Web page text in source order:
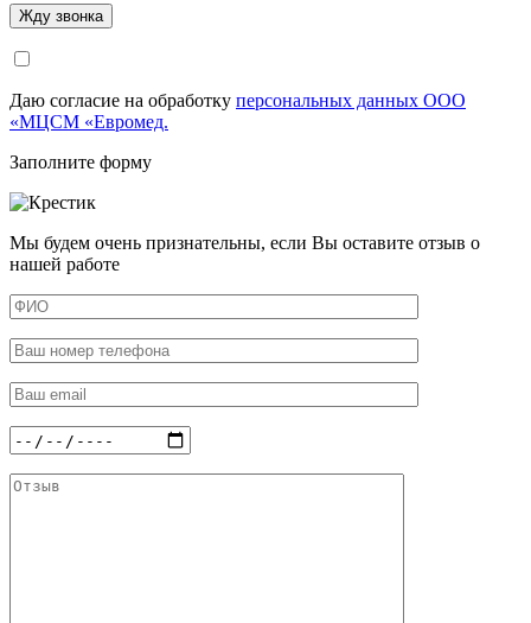
Даю согласие на обработку персональных данных ООО
«МЦСМ «Евромед.
Заполните форму
Мы будем очень признательны, если Вы оставите отзыв о
нашей работе